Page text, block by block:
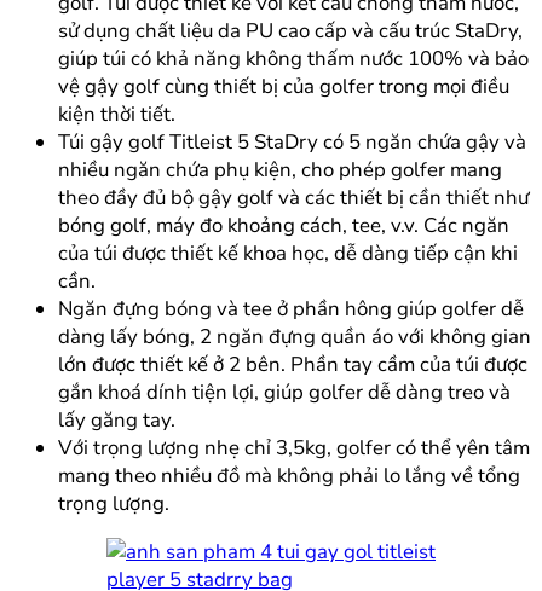
sử dụng chất liệu da PU cao cấp và cấu trúc StaDry,
giúp túi có khả năng không thấm nước 100% và bảo
vệ gậy golf cùng thiết bị của golfer trong mọi điều
kiện thời tiết.
Túi gậy golf Titleist 5 StaDry có 5 ngăn chứa gậy và
nhiều ngăn chứa phụ kiện, cho phép golfer mang
theo đầy đủ bộ gậy golf và các thiết bị cần thiết như
bóng golf, máy đo khoảng cách, tee, v.v. Các ngăn
của túi được thiết kế khoa học, dễ dàng tiếp cận khi
cần.
Ngăn đựng bóng và tee ở phần hông giúp golfer dễ
dàng lấy bóng, 2 ngăn đựng quần áo với không gian
lớn được thiết kế ở 2 bên. Phần tay cầm của túi được
gắn khoá dính tiện lợi, giúp golfer dễ dàng treo và
lấy găng tay.
Với trọng lượng nhẹ chỉ 3,5kg, golfer có thể yên tâm
mang theo nhiều đồ mà không phải lo lắng về tổng
trọng lượng.